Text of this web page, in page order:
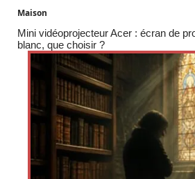
Maison
Mini vidéoprojecteur Acer : écran de
blanc, que choisir ?